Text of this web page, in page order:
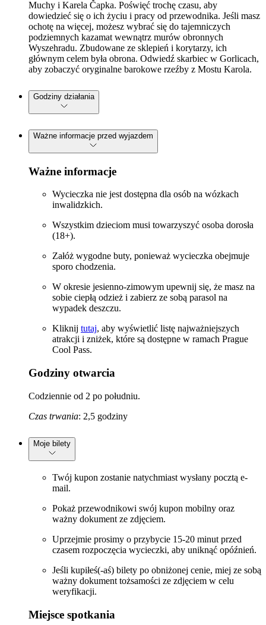
Muchy i Karela Čapka. Poświęć trochę czasu, aby
dowiedzieć się o ich życiu i pracy od przewodnika. Jeśli masz
ochotę na więcej, możesz wybrać się do tajemniczych
podziemnych kazamat wewnątrz murów obronnych
Wyszehradu. Zbudowane ze sklepień i korytarzy, ich
głównym celem była obrona. Odwiedź skarbiec w Gorlicach,
aby zobaczyć oryginalne barokowe rzeźby z Mostu Karola.
Godziny działania
Ważne informacje przed wyjazdem
Ważne informacje
Wycieczka nie jest dostępna dla osób na wózkach
inwalidzkich.
Wszystkim dzieciom musi towarzyszyć osoba dorosła
(18+).
Załóż wygodne buty, ponieważ wycieczka obejmuje
sporo chodzenia.
W okresie jesienno-zimowym upewnij się, że masz na
sobie ciepłą odzież i zabierz ze sobą parasol na
wypadek deszczu.
Kliknij tutaj, aby wyświetlić listę najważniejszych
atrakcji i zniżek, które są dostępne w ramach Prague
Cool Pass.
Godziny otwarcia
Codziennie od 2 po południu.
Czas trwania: 2,5 godziny
Moje bilety
Twój kupon zostanie natychmiast wysłany pocztą e-
mail.
Pokaż przewodnikowi swój kupon mobilny oraz
ważny dokument ze zdjęciem.
Uprzejmie prosimy o przybycie 15-20 minut przed
czasem rozpoczęcia wycieczki, aby uniknąć opóźnień.
Jeśli kupiłeś(-aś) bilety po obniżonej cenie, miej ze sobą
ważny dokument tożsamości ze zdjęciem w celu
weryfikacji.
Miejsce spotkania